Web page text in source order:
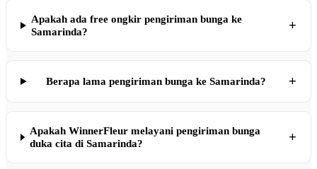
Apakah ada free ongkir pengiriman bunga ke
Samarinda?
+
Berapa lama pengiriman bunga ke Samarinda? +
Apakah WinnerFleur melayani pengiriman bunga
duka cita di Samarinda?
+